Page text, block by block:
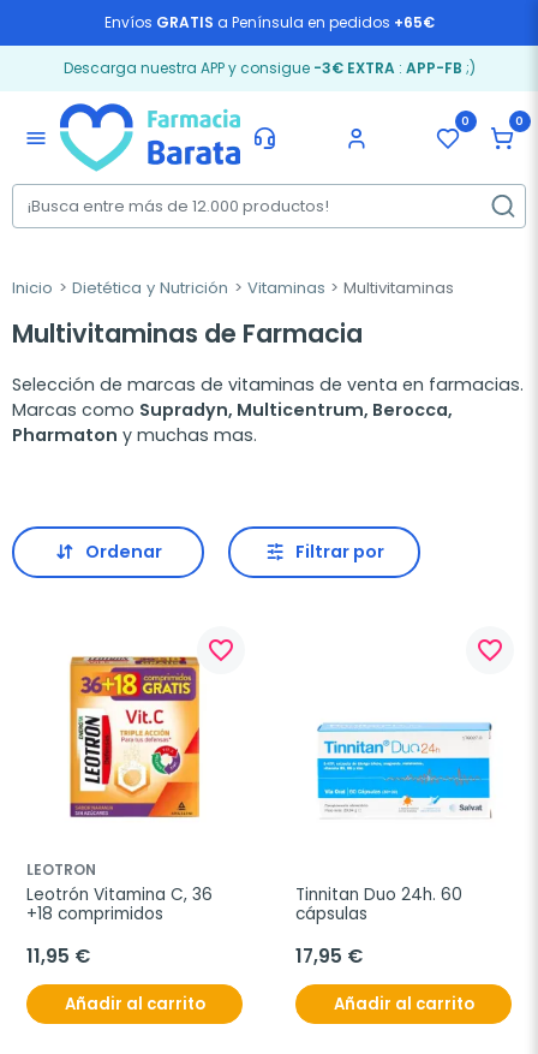
Envíos GRATIS a Península en pedidos +65€
Descarga nuestra APP y consigue -3€ EXTRA: APP-FB ;)
menu
0 0
Inicio Dietética y Nutrición Vitaminas Multivitaminas
Multivitaminas de Farmacia
Selección de marcas de vitaminas de venta en farmacias.
Marcas como Supradyn, Multicentrum, Berocca,
Pharmaton y muchas mas.
Ordenar Filtrar por
favorite_border
LEOTRON
Leotrón Vitamina C, 36
+18 comprimidos
11,95 €
Añadir al carrito
favorite_border
Tinnitan Duo 24h. 60
cápsulas
17,95 €
Añadir al carrito